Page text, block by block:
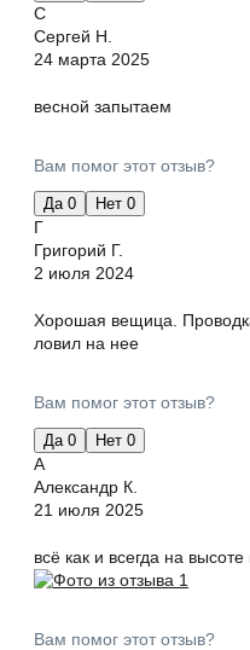
С
Сергей Н.
24 марта 2025
весной запытаем
Вам помог этот отзыв?
Да 0 Нет 0
Г
Григорий Г.
2 июля 2024
Хорошая вещица.
ловил на нее
Вам помог этот отзыв?
Да 0 Нет 0
А
Александр К.
21 июля 2025
всё как и всегда на высоте
Вам помог этот отзыв?